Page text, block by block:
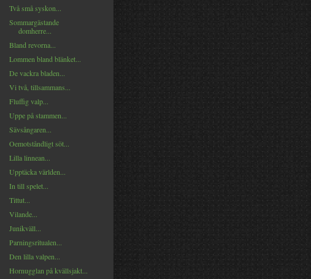
Två små syskon...
Sommargästande
domherre...
Bland revorna...
Lommen bland blänket...
De vackra bladen...
Vi två, tillsammans...
Fluffig valp...
Uppe på stammen...
Sävsångaren...
Oemotståndligt söt...
Lilla linnean...
Upptäcka världen...
In till spelet...
Tittut...
Vilande...
Junikväll...
Parningsritualen...
Den lilla valpen...
Hornugglan på kvällsjakt...